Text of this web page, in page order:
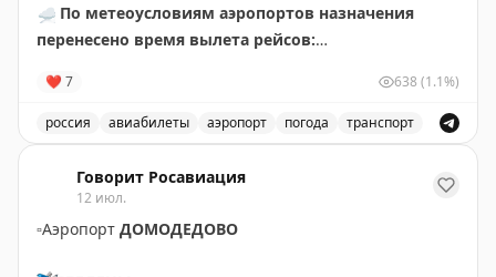
☁️ По метеоусловиям аэропортов назначения
перенесено время вылета рейсов:
Ожидаемое время отправления – 14 июля в 12.30
🟡НИ411 Хабаровск – Чегдомын. Ожидаемое время
отправления – 15 июля в 10.35
Авиакомпаниями перенесено время вылета
рейсов:
❤ 7 638 (1.1%)
россия авиабилеты аэропорт погода транспорт
Говорит Росавиация
12 июл.
▫️Аэропорт ДОМОДЕДОВО